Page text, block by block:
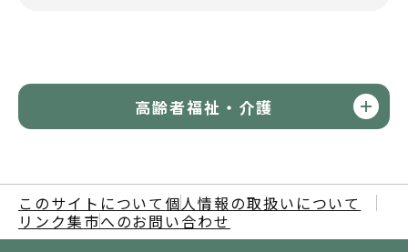
高齢者福祉・介護
このサイトについて 個人情報の取扱いについて
リンク集市へのお問い合わせ